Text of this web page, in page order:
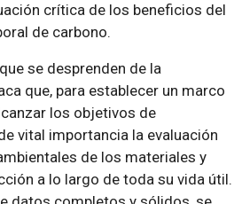
crítica de los beneficios del
de carbono.
se desprenden de la
que, para establecer un marco
los objetivos de
vital importancia la evaluación
de los materiales y
a lo largo de toda su vida útil.